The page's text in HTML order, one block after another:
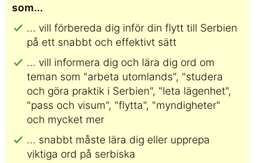
som...
... vill förbereda dig inför din flytt till Serbien
på ett snabbt och effektivt sätt
... vill informera dig och lära dig ord om
teman som "arbeta utomlands", "studera
och göra praktik i Serbien", "leta lägenhet",
"pass och visum", "flytta", "myndigheter"
och mycket mer
... snabbt måste lära dig eller upprepa
viktiga ord på serbiska